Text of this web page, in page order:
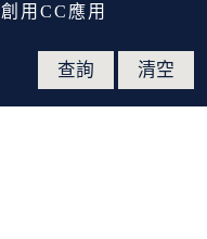
創用CC應用